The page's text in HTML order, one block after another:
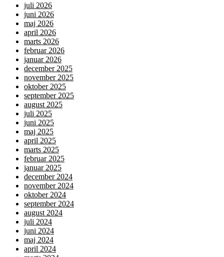
juli 2026
juni 2026
maj 2026
april 2026
marts 2026
februar 2026
januar 2026
december 2025
november 2025
oktober 2025
september 2025
august 2025
juli 2025
juni 2025
maj 2025
april 2025
marts 2025
februar 2025
januar 2025
december 2024
november 2024
oktober 2024
september 2024
august 2024
juli 2024
juni 2024
maj 2024
april 2024